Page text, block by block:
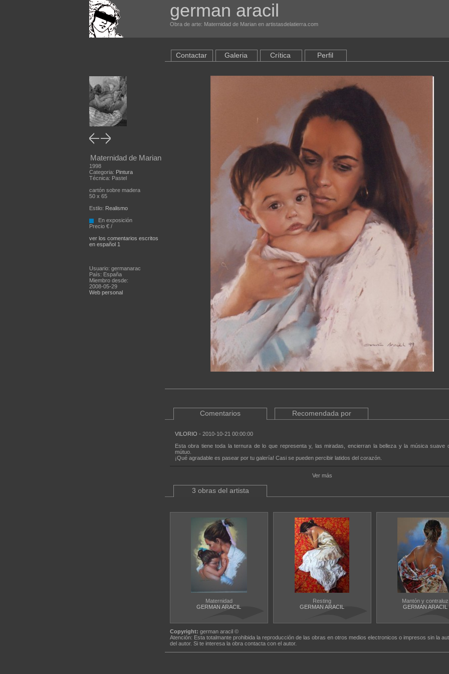
german aracil
Obra de arte: Maternidad de Marian en artistasdelatierra.com
Maternidad de Marian
1998
Categoria: Pintura
Técnica: Pastel
cartón sobre madera
50 x 65
Estilo: Realismo
En exposición
Precio € /
ver los comentarios escritos
en español 1
Usuario: germanarac
País: España
Miembro desde:
2008-05-29
Web personal
Contactar Galeria Crítica Perfil
Comentarios Recomendada por
VILORIO - 2010-10-21 00:00:00
Esta obra tiene toda la ternura de lo que representa y, las miradas, encierran la belleza y la música suave
mútuo.
¡Qué agradable es pasear por tu galería! Casi se pueden percibir latidos del corazón.
Ver más
3 obras del artista
Maternidad
GERMAN ARACIL
Resting
GERMAN ARACIL
Mantón y contraluz
GERMAN ARACIL
Copyright: german aracil ©
Atención: Esta totalmante prohibida la reproducción de las obras en otros medios electronicos o impresos sin la
del autor. Si te interesa la obra contacta con el autor.